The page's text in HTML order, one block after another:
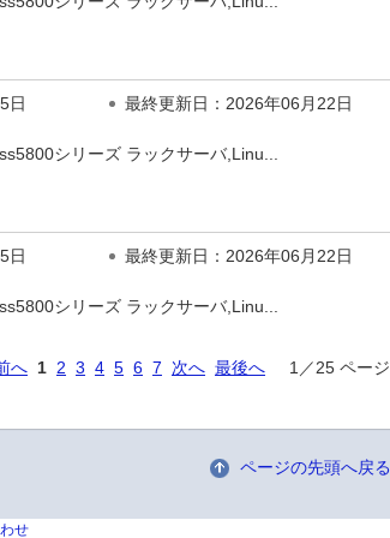
日
最終更新日：2026年06月22日
シリーズ ラックサーバ,Linu...
日
最終更新日：2026年06月22日
シリーズ ラックサーバ,Linu...
へ 1 2 3 4 5 6 7 次へ 最後へ 1／25 ページ
ページの先頭へ戻る
せ